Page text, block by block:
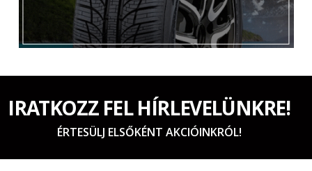
IRATKOZZ FEL HÍRLEVELÜNKRE!
ÉRTESÜLJ ELSŐKÉNT AKCIÓINKRÓL!